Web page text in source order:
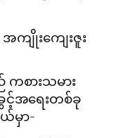
ကျိုးကျေးဇူး
ကစားသမား
င့်အရေးတစ်ခု
မှာ-